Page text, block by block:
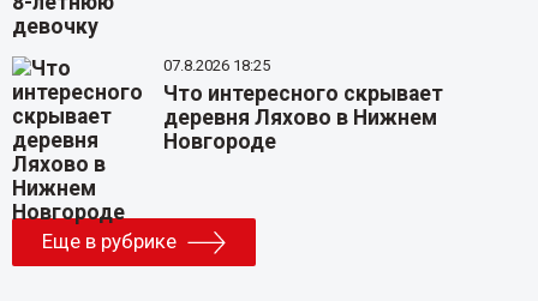
07.8.2026 18:25
Что интересного скрывает
деревня Ляхово в Нижнем
Новгороде
Еще в рубрике